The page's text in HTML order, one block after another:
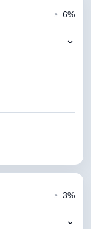
◔ 6%
⌄
◔ 3%
⌄